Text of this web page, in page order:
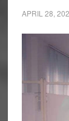
APRIL 28,